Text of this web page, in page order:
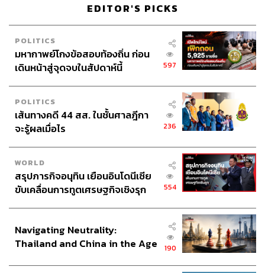
EDITOR'S PICKS
POLITICS
มหากาพย์โกงข้อสอบท้องถิ่น ก่อน
เดินหน้าสู่จุดจบในสัปดาห์นี้
597
POLITICS
เส้นทางคดี 44 สส. ในชั้นศาลฎีกา
จะรู้ผลเมื่อไร
236
WORLD
สรุปภารกิจอนุทิน เยือนอินโดนีเซีย
ขับเคลื่อนการทูตเศรษฐกิจเชิงรุก
554
Navigating Neutrality:
Thailand and China in the Age
190